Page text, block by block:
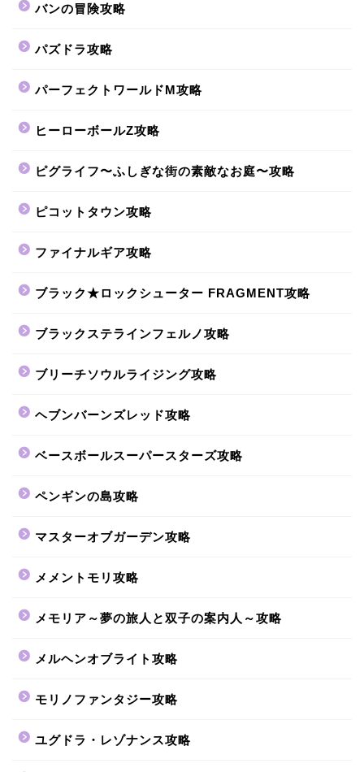
バンの冒険攻略
パズドラ攻略
パーフェクトワールドM攻略
ヒーローボールZ攻略
ピグライフ〜ふしぎな街の素敵なお庭〜攻略
ピコットタウン攻略
ファイナルギア攻略
ブラック★ロックシューター FRAGMENT攻略
ブラックステラインフェルノ攻略
ブリーチソウルライジング攻略
ヘブンバーンズレッド攻略
ベースボールスーパースターズ攻略
ペンギンの島攻略
マスターオブガーデン攻略
メメントモリ攻略
メモリア～夢の旅人と双子の案内人～攻略
メルヘンオブライト攻略
モリノファンタジー攻略
ユグドラ・レゾナンス攻略